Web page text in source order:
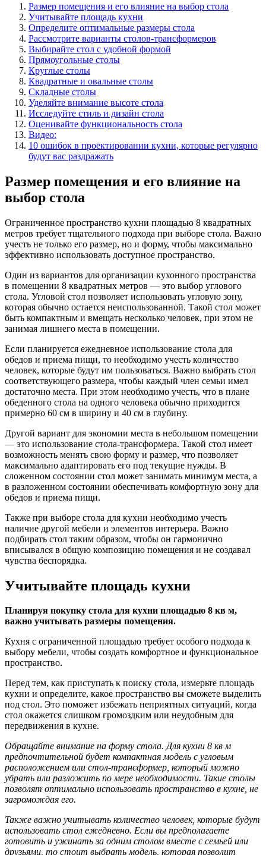
Размер помещения и его влияние на выбор стола
Учитывайте площадь кухни
Определите оптимальные размеры стола
Рассмотрите варианты столов-трансформеров
Выбирайте стол с удобной формой
Прямоугольные столы
Круглые столы
Квадратные и овальные столы
Складные столы
Уделяйте внимание высоте стола
Исследуйте стиль и дизайн стола
Оценивайте функциональность стола
Видео:
10 ошибок в проектировании кухни, которые регулярно
будут вас раздражать
Размер помещения и его влияние на
выбор стола
Ограниченное пространство кухни площадью 8 квадратных
метров требует тщательного подхода при выборе стола. Важно
учесть не только его размер, но и форму, чтобы максимально
эффективно использовать доступное пространство.
Один из вариантов для организации кухонного пространства
в помещении 8 квадратных метров — это выбор углового
стола. Угловой стол позволяет использовать угловую зону,
которая обычно остается неиспользованной. Такой стол может
быть компактным и вмещать несколько человек, при этом не
занимая лишнего места в помещении.
Если планируется ежедневное использование стола для
обедов и приема пищи, то необходимо учесть количество
человек, которые будут им пользоваться. Важно выбрать стол
соответствующего размера, чтобы каждый член семьи имел
достаточно места. При этом необходимо учесть, что в плане
обеденного стола на одного человека обычно приходится
примерно 60 см в ширину и 40 см в глубину.
Другой вариант для экономии места в небольшом помещении
— это использование стола-трансформера. Такой стол имеет
возможность менять свою форму и размер, что позволяет
максимально адаптировать его под текущие нужды. В
сложенном состоянии стол может занимать минимум места, а
в разложенном состоянии обеспечивать комфортную зону для
обедов и приема пищи.
Также при выборе стола для кухни необходимо учесть
наличие другой мебели и элементов интерьера. Важно
подбирать стол таким образом, чтобы он гармонично
вписывался в общую композицию помещения и не создавал
чувства беспорядка.
Учитывайте площадь кухни
Планируя покупку стола для кухни площадью 8 кв м,
важно учитывать размеры помещения.
Кухня с ограниченной площадью требует особого подхода к
выбору мебели, чтобы создать комфортное и функциональное
пространство.
Перед тем, как приступать к поиску стола, измерьте площадь
кухни и определите, какое пространство вы сможете выделить
под стол. Это поможет избежать неприятных ситуаций, когда
стол окажется слишком громоздким или неудобным для
передвижения в кухне.
Обращайте внимание на форму стола. Для кухни 8 кв м
предпочтительной будет компактная модель с угловым
расположением или стол-трансформер, который можно
убрать или разложить по мере необходимости. Такие столы
позволят оптимально использовать пространство в кухне, не
загромождая его.
Также важно учитывать количество человек, которые будут
использовать стол ежедневно. Если вы предполагаете
готовить и ужинать за одним столом вместе с семьей или
друзьями, то стоит выбрать модель, которая позволит